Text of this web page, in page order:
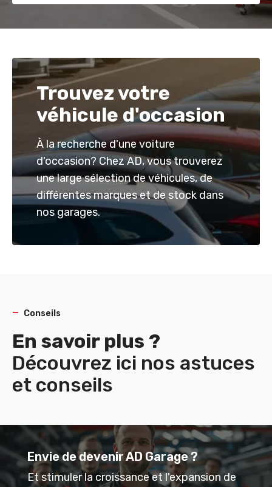
Trouvez votre
véhicule d'occasion
À la recherche d'une voiture
d'occasion? Chez AD, vous trouverez
une large sélection de véhicules, de
différentes marques et de stock dans
nos garages.
Conseils
En savoir plus ?
Découvrez ici nos astuces
et conseils
Envie de devenir AD Garage ?
Et stimuler la croissance et l'expansion de